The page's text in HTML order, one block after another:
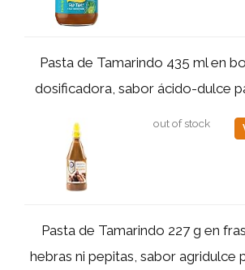
Pasta de Tamarindo 435 ml en
dosificadora, sabor ácido-dulce
out of stock
Pasta de Tamarindo 227 g en
hebras ni pepitas, sabor agridulce